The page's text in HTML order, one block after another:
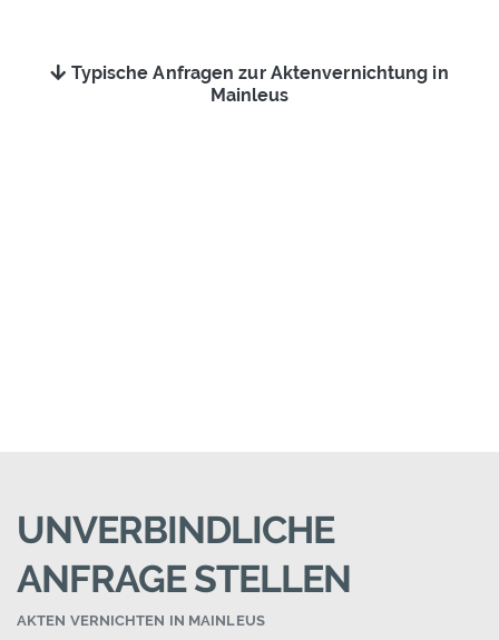
Typische Anfragen zur Aktenvernichtung in
Mainleus
UNVERBINDLICHE
ANFRAGE STELLEN
AKTEN VERNICHTEN IN MAINLEUS